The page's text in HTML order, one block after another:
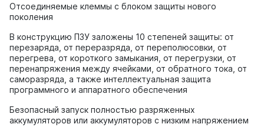
Отсоединяемые клеммы с блоком защиты нового
поколения
В конструкцию ПЗУ заложены 10 степеней защиты: от
перезаряда, от переразряда, от переполюсовки, от
перегрева, от короткого замыкания, от перегрузки, от
перенапряжения между ячейками, от обратного тока, от
саморазряда, а также интеллектуальная защита
программного и аппаратного обеспечения
Безопасный запуск полностью разряженных
аккумуляторов или аккумуляторов с низким напряжением